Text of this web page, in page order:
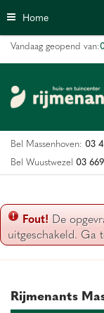
n
n
n
Home
Vandaag geopend van:
Bel Massenhoven: 03
Bel Wuustwezel 03
Fout! De
uitgeschakeld. Ga
Rijmenants